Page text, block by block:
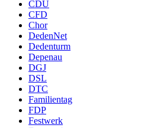
CDU
CFD
Chor
DedenNet
Dedenturm
Depenau
DGJ
DSL
DTC
Familientag
FDP
Festwerk